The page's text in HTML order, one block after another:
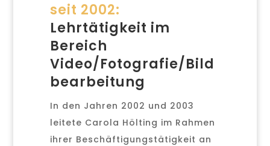
seit 2002:
Lehrtätigkeit im
Bereich
Video/Fotografie/Bild
bearbeitung
In den Jahren 2002 und 2003
leitete Carola Hölting im Rahmen
ihrer Beschäftigungstätigkeit an